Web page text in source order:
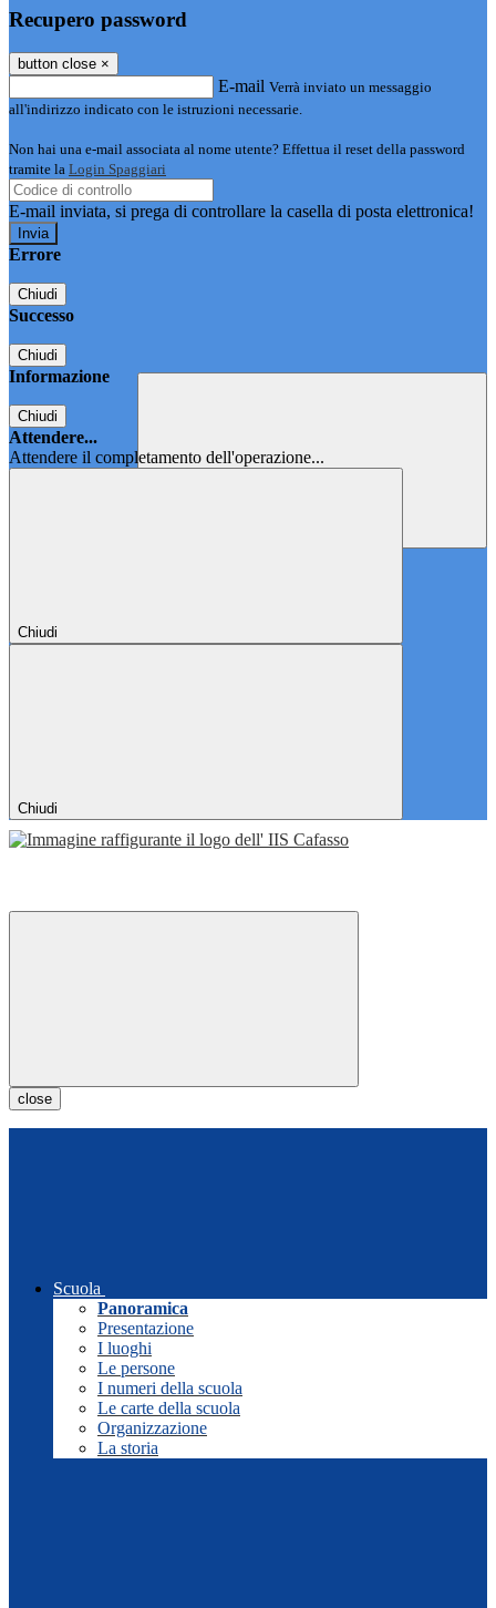
Recupero password
button close ×
E-mail Verrà inviato un messaggio
all'indirizzo indicato con le istruzioni necessarie.
Non hai una e-mail associata al nome utente? Effettua il reset della password
tramite la Login Spaggiari
E-mail inviata, si prega di controllare la casella di posta elettronica!
Errore
Chiudi
Successo
Chiudi
Informazione
Chiudi
Attendere...
Attendere il completamento dell'operazione...
Chiudi
Chiudi
close
Scuola
Panoramica
Presentazione
I luoghi
Le persone
I numeri della scuola
Le carte della scuola
Organizzazione
La storia